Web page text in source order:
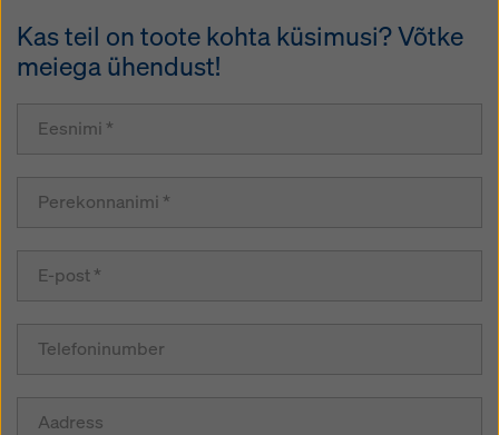
Kas teil on toote kohta küsimusi? Võtke
meiega ühendust!